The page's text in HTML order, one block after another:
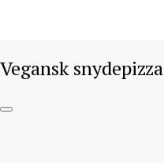
Vegansk snydepizza